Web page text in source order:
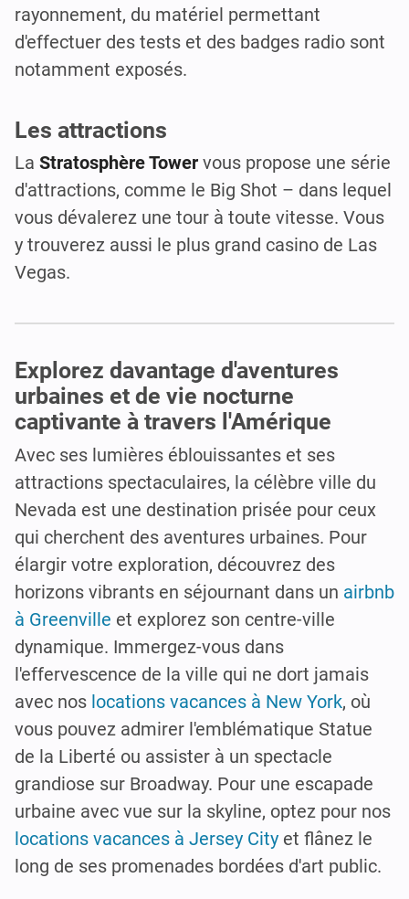
rayonnement, du matériel permettant
d'effectuer des tests et des badges radio sont
notamment exposés.
Les attractions
La Stratosphère Tower vous propose une série
d'attractions, comme le Big Shot – dans lequel
vous dévalerez une tour à toute vitesse. Vous
y trouverez aussi le plus grand casino de Las
Vegas.
Explorez davantage d'aventures
urbaines et de vie nocturne
captivante à travers l'Amérique
Avec ses lumières éblouissantes et ses
attractions spectaculaires, la célèbre ville du
Nevada est une destination prisée pour ceux
qui cherchent des aventures urbaines. Pour
élargir votre exploration, découvrez des
horizons vibrants en séjournant dans un airbnb
à Greenville et explorez son centre-ville
dynamique. Immergez-vous dans
l'effervescence de la ville qui ne dort jamais
avec nos locations vacances à New York, où
vous pouvez admirer l'emblématique Statue
de la Liberté ou assister à un spectacle
grandiose sur Broadway. Pour une escapade
urbaine avec vue sur la skyline, optez pour nos
locations vacances à Jersey City et flânez le
long de ses promenades bordées d'art public.